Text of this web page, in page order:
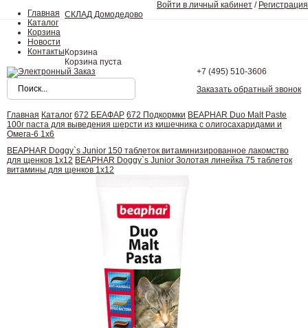
Главная
Каталог
Корзина
Новости
Контакты
Войти в личный кабинет / Регистрация
СКЛАД Домодедово
Корзина
Корзина пуста
+7 (495) 510-3606
Заказать обратный звонок
Главная Каталог 672 БЕАФАР 672 Подкормки BEAPHAR Duo Malt Paste
100г паста для выведения шерсти из кишечника с олигосахаридами и
Омега-6 1х6
BEAPHAR Doggy`s Junior 150 таблеток витаминизированное лакомство
для щенков 1х12 BEAPHAR Doggy`s Junior Золотая линейка 75 таблеток
витамины для щенков 1х12